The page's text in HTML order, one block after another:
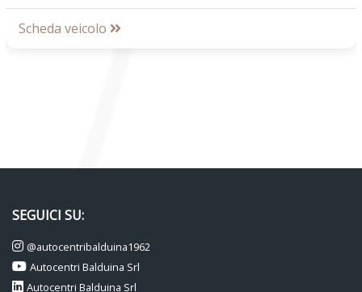
Scheda veicolo
SEGUICI SU:
@autocentribalduina1962
Autocentri Balduina Srl
Autocentri Balduina Srl